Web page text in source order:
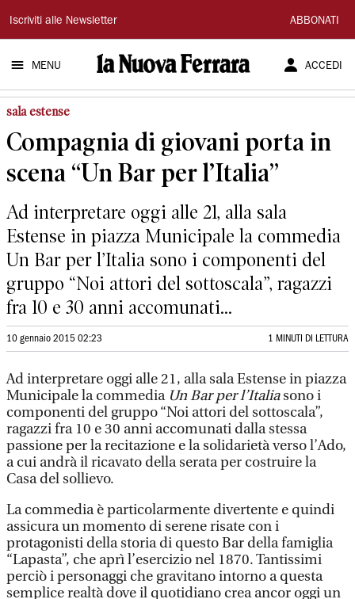
La
Nuova
Ferrara
Iscriviti alle Newsletter ABBONATI
MENU ACCEDI
sala estense
Compagnia di giovani porta in
scena “Un Bar per l’Italia”
Ad interpretare oggi alle 21, alla sala
Estense in piazza Municipale la commedia
Un Bar per l’Italia sono i componenti del
gruppo “Noi attori del sottoscala”, ragazzi
fra 10 e 30 anni accomunati...
10 gennaio 2015 02:23 1 MINUTI DI LETTURA
Ad interpretare oggi alle 21, alla sala Estense in piazza
Municipale la commedia Un Bar per l’Italiasono i
componenti del gruppo “Noi attori del sottoscala”,
ragazzi fra 10 e 30 anni accomunati dalla stessa
passione per la recitazione e la solidarietà verso l’Ado,
a cui andrà il ricavato della serata per costruire la
Casa del sollievo.
La commedia è particolarmente divertente e quindi
assicura un momento di serene risate con i
protagonisti della storia di questo Bar della famiglia
“Lapasta”, che aprì l’esercizio nel 1870. Tantissimi
perciò i personaggi che gravitano intorno a questa
semplice realtà dove il quotidiano crea ancor oggi un